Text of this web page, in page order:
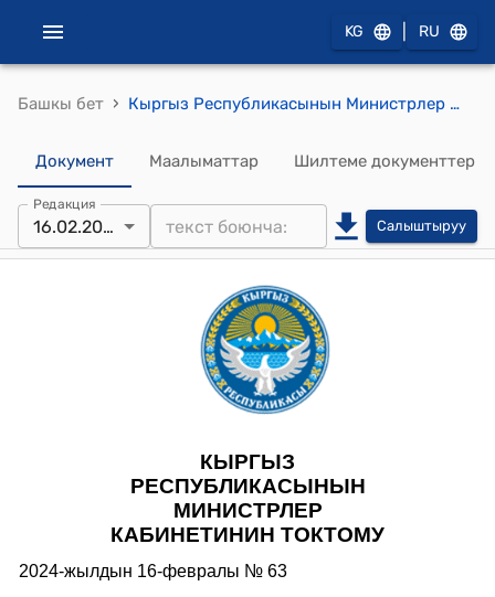
KG RU
Башкы бет › Кыргыз Республикасынын Министрлер Кабинетинин 2024-жылдын 16-февралы № 63 "Имараттарды жана курулмаларды мамлекеттик жана муниципалдык менчикке өткөрүү маселелери жөнүндө" токтому
Документ Маалыматтар Шилтеме документтер
Редакция
16.02.2024 Салыштыруу